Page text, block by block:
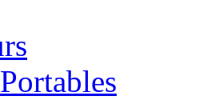
Portables